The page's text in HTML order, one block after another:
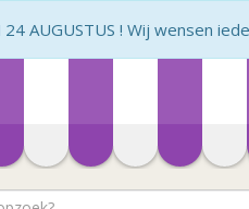
24 AUGUSTUS ! Wij wensen